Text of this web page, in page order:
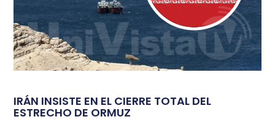
IRÁN INSISTE EN EL CIERRE TOTAL DEL
ESTRECHO DE ORMUZ